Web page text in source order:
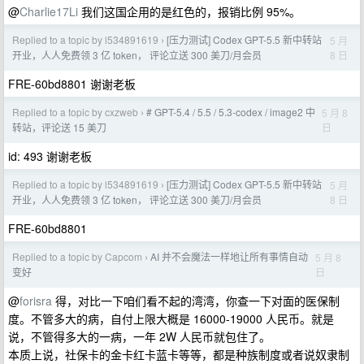
@Charlie17Li 我们这国企用的是红色的，报销比例 95%。
Replied to a topic by l534891619 › [压力测试] Codex GPT-5.5 新中转站
开业，人人免费领 3 亿 token， 评论立送 300 美刀/月会员
5 月
8 日
FRE-60bd8801 谢谢老板
Replied to a topic by cxzweb › # GPT-5.4 / 5.5 / 5.3-codex / image2 中
转站，评论送 15 美刀
5 月 8
日
id: 493 谢谢老板
Replied to a topic by l534891619 › [压力测试] Codex GPT-5.5 新中转站
开业，人人免费领 3 亿 token， 评论立送 300 美刀/月会员
5 月
8 日
FRE-60bd8801
Replied to a topic by Capcom › AI 并不会魔法一样地让所有事情自动
变好
5 月 8
日
@forisra 得，对比一下咱们看不起的湾湾，你查一下对面的医保制
度。不管多大的病，自付上限大概是 16000-19000 人民币。就是
说，不管得多大的一病，一年 2W 人民币就包住了。
本质上说，社保卡的金卡红卡蓝卡等等，都是种族制度或者说奴隶制